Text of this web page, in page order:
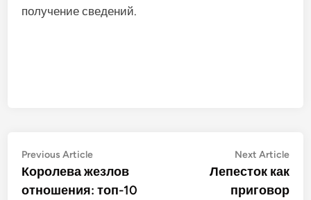
получение сведений.
Post
navigation
Previous ArticlePrevious
article:
Королева жезлов
отношения: топ-10
Next Article
Лепесток как
приговор